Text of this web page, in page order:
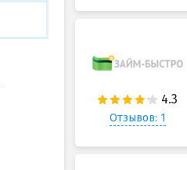
Отзывов: 1